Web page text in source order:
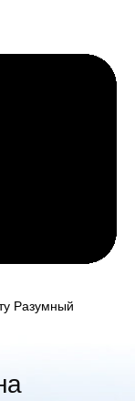
Разумный